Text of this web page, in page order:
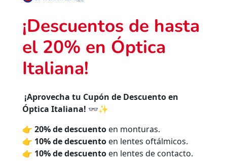
¡Descuentos de hasta
el 20% en Óptica
Italiana!
¡Aprovecha tu Cupón de Descuento en
Óptica Italiana! 👓✨
👉 20% de descuento en monturas.
👉 10% de descuento en lentes oftálmicos.
👉 10% de descuento en lentes de contacto.